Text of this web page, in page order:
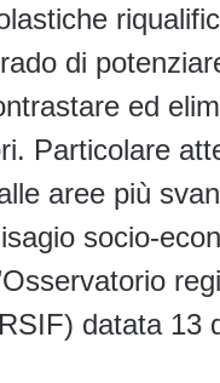
di
ed
Particolare
aree più
socio-
datata 13